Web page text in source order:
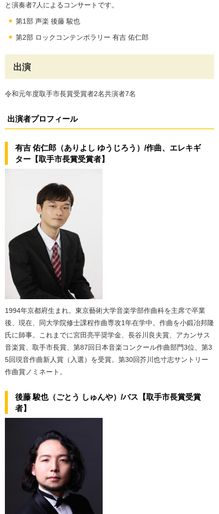
と演奏者7人によるコンサートです。
第1部 声楽 後藤 駿也
第2部 ロックコンテンポラリー 有吉 佑仁郎
出演
令和元年度取手市長賞受賞者2名共演者7名
出演者プロフィール
有吉 佑仁郎（ありよし ゆうじろう）/作曲、エレキギ
ター【取手市長賞受賞者】
1994年京都府生まれ。東京藝術大学音楽学部作曲科を主席で卒業
後、現在、同大学院修士課程作曲専攻1年在学中。作曲を小鍛冶邦隆
氏に師事。これまでに宮田亮平奨学金、長谷川良夫賞、アカンサス
音楽賞、取手市長賞、第87回日本音楽コンクール作曲部門3位、第3
5回現音作曲新人賞（入選）を受賞。第30回芥川也寸志サントリー
作曲賞ノミネート。
後藤 駿也（ごとう しゅんや）/バス【取手市長賞受賞
者】